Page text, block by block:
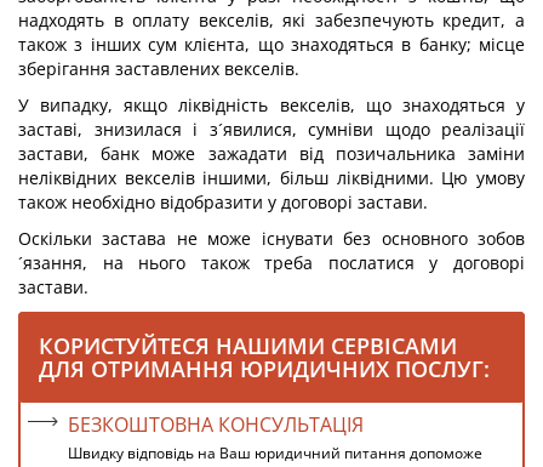
надходять в оплату векселів, які забезпечують кредит, а
також з інших сум клієнта, що знаходяться в банку; місце
зберігання заставлених векселів.
У випадку, якщо ліквідність векселів, що знаходяться у
заставі, знизилася і з´явилися, сумніви щодо реалізації
застави, банк може зажадати від позичальника заміни
неліквідних векселів іншими, більш ліквідними. Цю умову
також необхідно відобразити у договорі застави.
Оскільки застава не може існувати без основного зобов
´язання, на нього також треба послатися у договорі
застави.
КОРИСТУЙТЕСЯ НАШИМИ СЕРВІСАМИ
ДЛЯ ОТРИМАННЯ ЮРИДИЧНИХ ПОСЛУГ:
БЕЗКОШТОВНА КОНСУЛЬТАЦІЯ
Швидку відповідь на Ваш юридичний питання допоможе